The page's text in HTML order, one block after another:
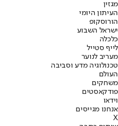
מגזין
העיתון היומי
הורוסקופ
ישראל השבוע
כלכלה
לייף סטייל
מעריב לנוער
טכנולוגיה מדע וסביבה
העולם
משחקים
פודקאסטים
וידאו
אנחנו מגייסים
X